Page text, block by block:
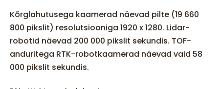
Kõrglahutusega kaamerad näevad pilte (19 660
800 pikslit) resolutsiooniga 1920 x 1280. Lidar-
robotid näevad 200 000 pikslit sekundis. TOF-
anduritega RTK-robotkaamerad näevad vaid 58
000 pikslit sekundis.